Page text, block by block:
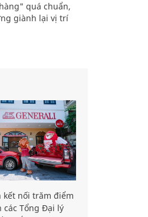
quá chuẩn,
giành lại vị trí
kết nối trăm điểm
các Tổng Đại lý